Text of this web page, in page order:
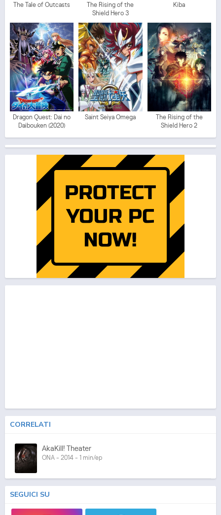
The Tale of Outcasts
The Rising of the
Shield Hero 3
Kiba
Dragon Quest: Dai no
Daibouken (2020)
Saint Seiya Omega
The Rising of the
Shield Hero 2
CORRELATI
AkaKill! Theater
ONA - 2014 - 1 min/ep
SEGUICI SU